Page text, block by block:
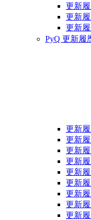
更新
更新
更新
PyQ 更新履
更新
更新
更新
更新
更新
更新
更新
更新
更新